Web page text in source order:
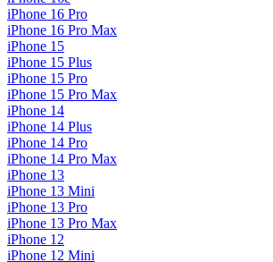
iPhone 16 Pro
iPhone 16 Pro Max
iPhone 15
iPhone 15 Plus
iPhone 15 Pro
iPhone 15 Pro Max
iPhone 14
iPhone 14 Plus
iPhone 14 Pro
iPhone 14 Pro Max
iPhone 13
iPhone 13 Mini
iPhone 13 Pro
iPhone 13 Pro Max
iPhone 12
iPhone 12 Mini